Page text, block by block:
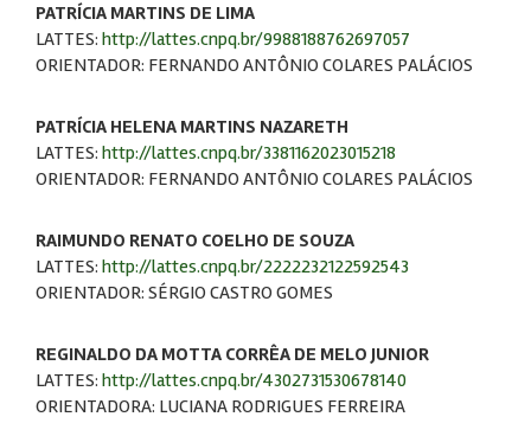
PATRÍCIA MARTINS DE LIMA
LATTES: http://lattes.cnpq.br/9988188762697057
ORIENTADOR: FERNANDO ANTÔNIO COLARES PALÁCIOS
PATRÍCIA HELENA MARTINS NAZARETH
LATTES: http://lattes.cnpq.br/3381162023015218
ORIENTADOR: FERNANDO ANTÔNIO COLARES PALÁCIOS
RAIMUNDO RENATO COELHO DE SOUZA
LATTES: http://lattes.cnpq.br/2222232122592543
ORIENTADOR: SÉRGIO CASTRO GOMES
REGINALDO DA MOTTA CORRÊA DE MELO JUNIOR
LATTES: http://lattes.cnpq.br/4302731530678140
ORIENTADORA: LUCIANA RODRIGUES FERREIRA